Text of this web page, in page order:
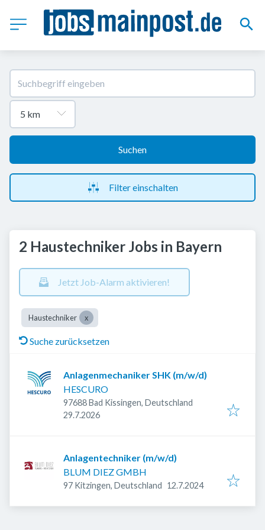
Suchen
Filter einschalten
2 Haustechniker Jobs in Bayern
Jetzt Job-Alarm aktivieren!
Haustechniker
Suche zurücksetzen
Anlagenmechaniker SHK (m/w/d)
HESCURO
97688 Bad Kissingen, Deutschland
Veröffentlicht
29.7.2026
Anlagentechniker (m/w/d)
BLUM DIEZ GMBH
97 Kitzingen, Deutschland Veröffentlicht
12.7.2024